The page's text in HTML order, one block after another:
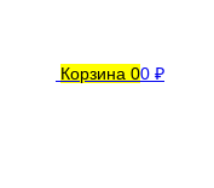
Корзина 00 ₽